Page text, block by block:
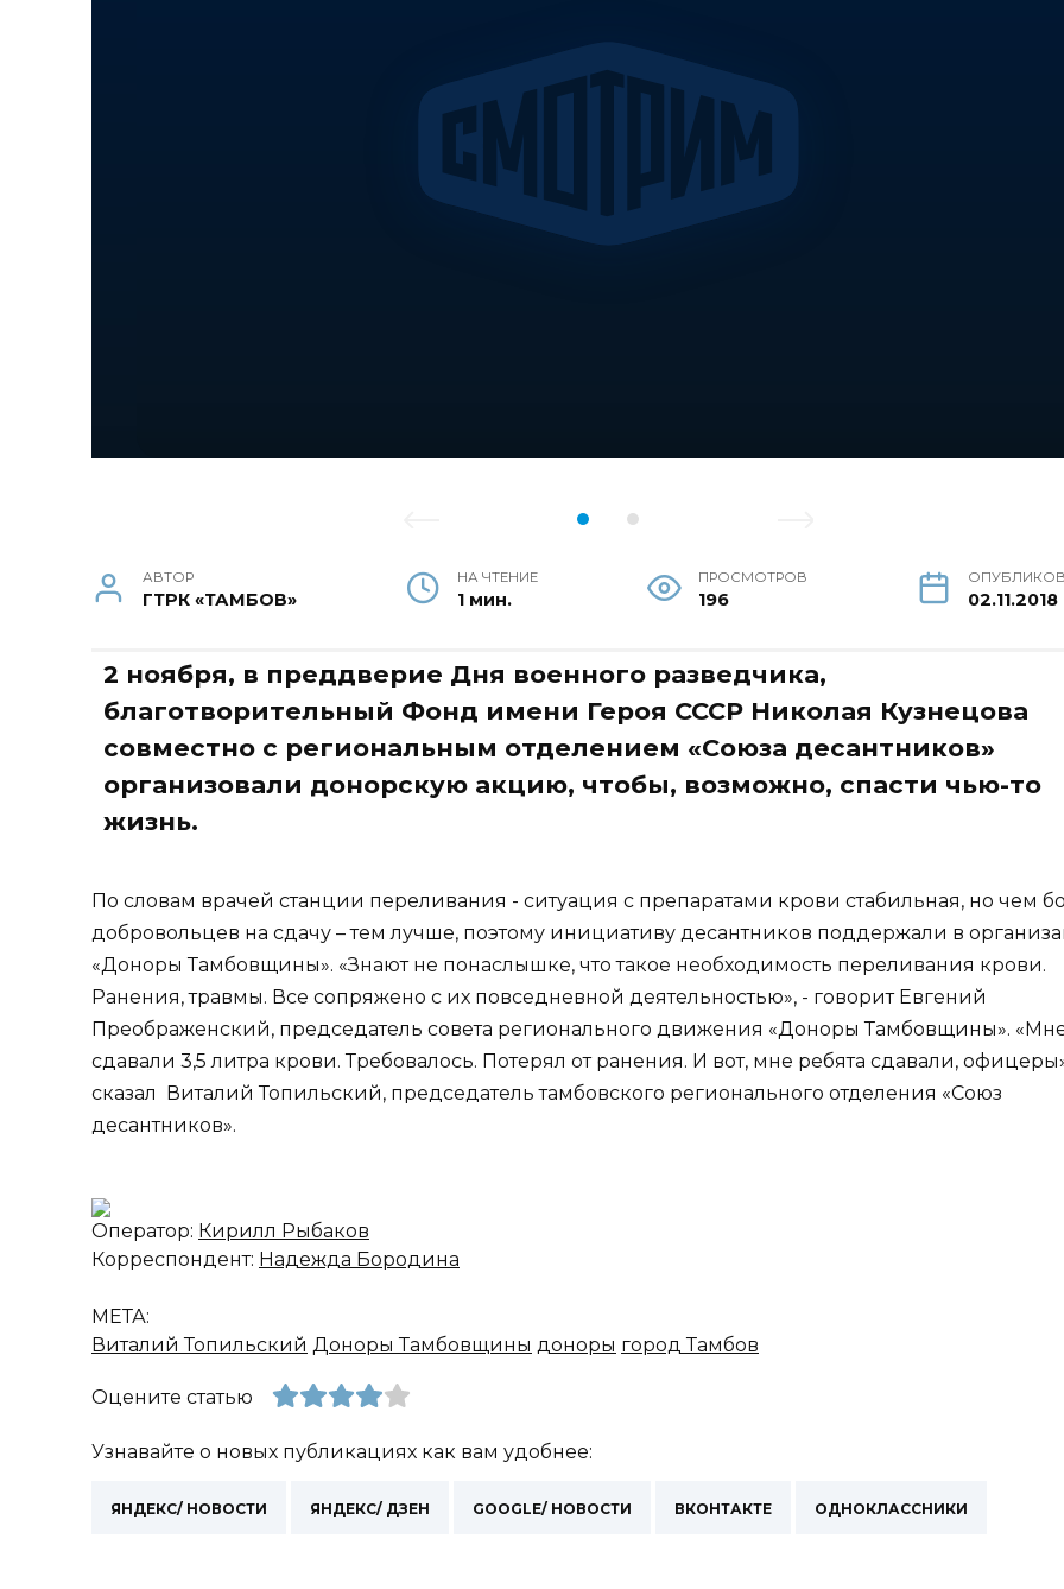
АВТОР
ГТРК «ТАМБОВ»
НА ЧТЕНИЕ
1 мин.
ПРОСМОТРОВ
196 02.11.2018
2 ноября, в преддверие Дня военного разведчика,
благотворительный Фонд имени Героя СССР Николая Кузнецова
совместно с региональным отделением «Союза десантников»
организовали донорскую акцию, чтобы, возможно, спасти чью-то
жизнь.
По словам врачей станции переливания - ситуация с препаратами крови стабильная, но чем
добровольцев на сдачу – тем лучше, поэтому инициативу десантников поддержали в
«Доноры Тамбовщины». «Знают не понаслышке, что такое необходимость переливания крови.
Ранения, травмы. Все сопряжено с их повседневной деятельностью», - говорит Евгений
Преображенский, председатель совета регионального движения «Доноры Тамбовщины».
сдавали 3,5 литра крови. Требовалось. Потерял от ранения. И вот, мне ребята сдавали,
сказал Виталий Топильский, председатель тамбовского регионального отделения «Союз
десантников».
Оператор: Кирилл Рыбаков
Корреспондент: Надежда Бородина
МЕТА:
Виталий Топильский Доноры Тамбовщины доноры город Тамбов
Оцените статью
Узнавайте о новых публикациях как вам удобнее:
ЯНДЕКС/ НОВОСТИ ЯНДЕКС/ ДЗЕН GOOGLE/ НОВОСТИ ВКОНТАКТЕ ОДНОКЛАССНИКИ